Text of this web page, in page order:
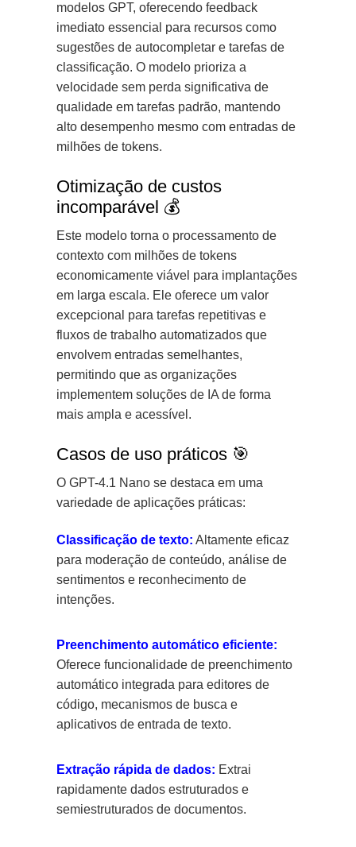
modelos GPT, oferecendo feedback
imediato essencial para recursos como
sugestões de autocompletar e tarefas de
classificação. O modelo prioriza a
velocidade sem perda significativa de
qualidade em tarefas padrão, mantendo
alto desempenho mesmo com entradas de
milhões de tokens.
Otimização de custos
incomparável 💰
Este modelo torna o processamento de
contexto com milhões de tokens
economicamente viável para implantações
em larga escala. Ele oferece um valor
excepcional para tarefas repetitivas e
fluxos de trabalho automatizados que
envolvem entradas semelhantes,
permitindo que as organizações
implementem soluções de IA de forma
mais ampla e acessível.
Casos de uso práticos 🎯
O GPT-4.1 Nano se destaca em uma
variedade de aplicações práticas:
Classificação de texto: Altamente eficaz
para moderação de conteúdo, análise de
sentimentos e reconhecimento de
intenções.
Preenchimento automático eficiente:
Oferece funcionalidade de preenchimento
automático integrada para editores de
código, mecanismos de busca e
aplicativos de entrada de texto.
Extração rápida de dados: Extrai
rapidamente dados estruturados e
semiestruturados de documentos.